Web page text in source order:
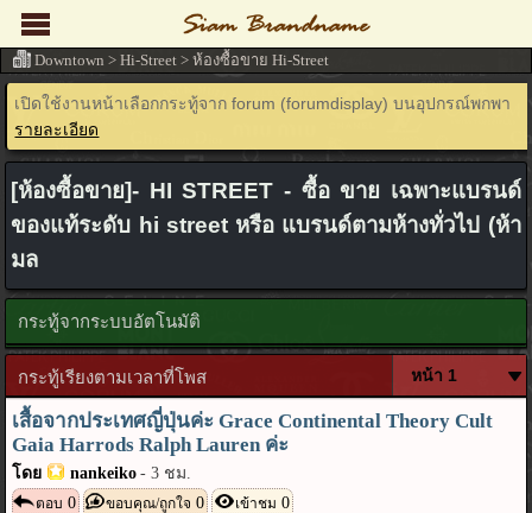
เปิดใช้งานหน้าเลือกกระทู้จาก forum (forumdisplay) บนอุปกรณ์พกพา
รายละเอียด
[ห้องซื้อขาย]- HI STREET - ซื้อ ขาย เฉพาะแบรนด์
ของแท้ระดับ hi street หรือ แบรนด์ตามห้างทั่วไป (ห้า
มล
กระทู้จากระบบอัตโนมัติ
กระทู้เรียงตามเวลาที่โพส
เสื้อจากประเทศญี่ปุ่นค่ะ Grace Continental Theory Cult
Gaia Harrods Ralph Lauren ค่ะ
โดย nankeiko -3 ชม.
ตอบ 0 ขอบคุณ/ถูกใจ 0 เข้าชม 0
Downtown > Hi-Street > ห้องซื้อขาย Hi-Street